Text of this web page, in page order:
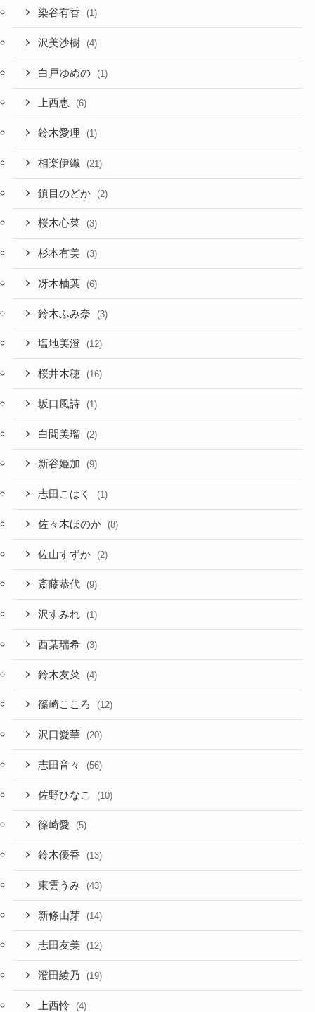
染谷有香 (1)
沢美沙樹 (4)
白戸ゆめの (1)
上西恵 (6)
鈴木愛理 (1)
相楽伊織 (21)
鎮目のどか (2)
桜木心菜 (3)
杉本有美 (3)
冴木柚葉 (6)
鈴木ふみ奈 (3)
塩地美澄 (12)
桜井木穂 (16)
坂口風詩 (1)
白間美瑠 (2)
新谷姫加 (9)
志田こはく (1)
佐々木ほのか (8)
佐山すずか (2)
斎藤恭代 (9)
沢すみれ (1)
西葉瑞希 (3)
鈴木友菜 (4)
篠崎こころ (12)
沢口愛華 (20)
志田音々 (56)
佐野ひなこ (10)
篠崎愛 (5)
鈴木優香 (13)
東雲うみ (43)
新條由芽 (14)
志田友美 (12)
澄田綾乃 (19)
上西怜 (4)